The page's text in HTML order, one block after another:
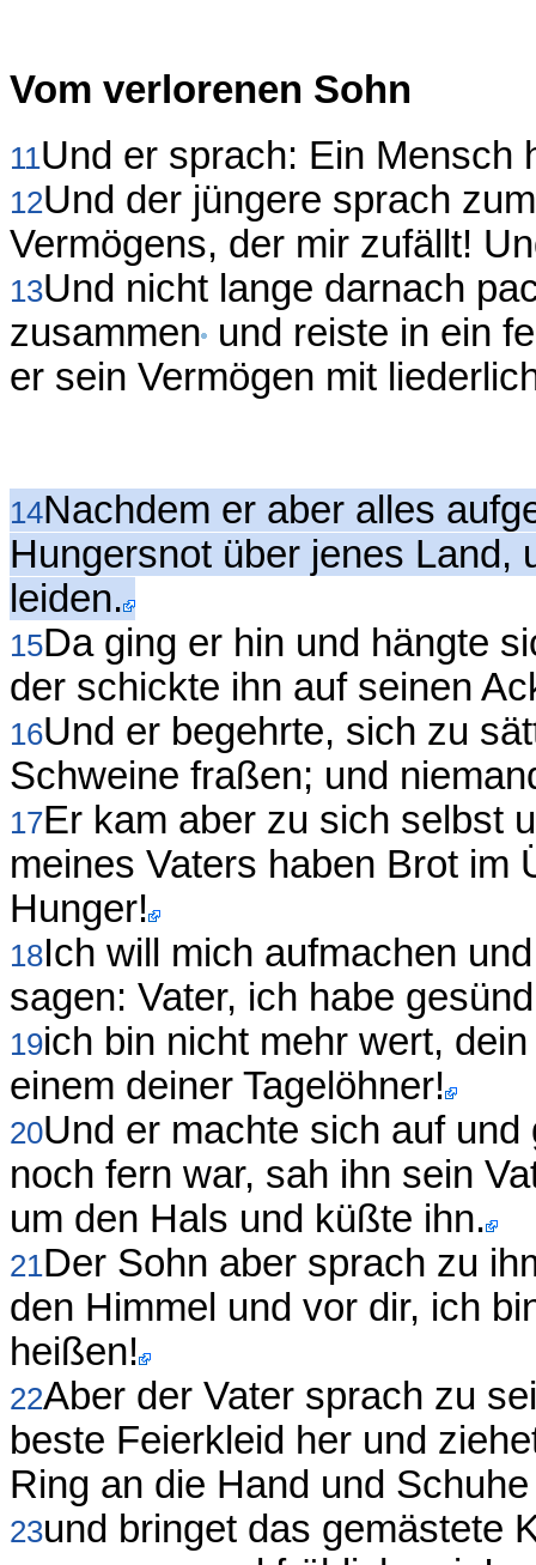
Vom verlorenen Sohn
11Und er sprach: Ein Mensch
12Und der jüngere sprach
Vermögens, der mir zufällt!
13Und nicht lange darnach
zusammen und reiste in ein
er sein Vermögen mit
14Nachdem er aber alles
Hungersnot über jenes Land,
leiden.
15Da ging er hin und hängte
der schickte ihn auf seinen
16Und er begehrte, sich zu
Schweine fraßen; und
17Er kam aber zu sich selbst
meines Vaters haben Brot im
Hunger!
18Ich will mich aufmachen
sagen: Vater, ich habe
19ich bin nicht mehr wert,
einem deiner Tagelöhner!
20Und er machte sich auf
noch fern war, sah ihn sein
um den Hals und küßte ihn.
21Der Sohn aber sprach zu
den Himmel und vor dir, ich
heißen!
22Aber der Vater sprach zu
beste Feierkleid her und
Ring an die Hand und
23und bringet das gemästete